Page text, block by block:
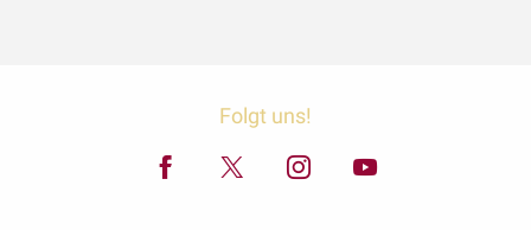
Folgt uns!